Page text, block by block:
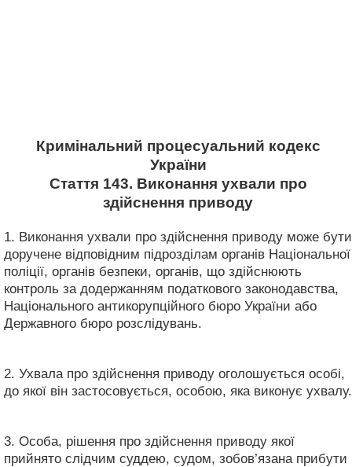
Кримінальний процесуальний кодекс
України
Стаття 143. Виконання ухвали про
здійснення приводу
1. Виконання ухвали про здійснення приводу може бути
доручене відповідним підрозділам органів Національної
поліції, органів безпеки, органів, що здійснюють
контроль за додержанням податкового законодавства,
Національного антикорупційного бюро України або
Державного бюро розслідувань.
2. Ухвала про здійснення приводу оголошується особі,
до якої він застосовується, особою, яка виконує ухвалу.
3. Особа, рішення про здійснення приводу якої
прийнято слідчим суддею, судом, зобов’язана прибути